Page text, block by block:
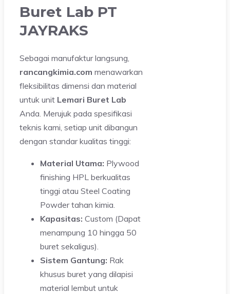
Buret Lab PT
JAYRAKS
Sebagai manufaktur langsung,
rancangkimia.com menawarkan
fleksibilitas dimensi dan material
untuk unit Lemari Buret Lab
Anda. Merujuk pada spesifikasi
teknis kami, setiap unit dibangun
dengan standar kualitas tinggi:
Material Utama: Plywood
finishing HPL berkualitas
tinggi atau Steel Coating
Powder tahan kimia.
Kapasitas: Custom (Dapat
menampung 10 hingga 50
buret sekaligus).
Sistem Gantung: Rak
khusus buret yang dilapisi
material lembut untuk